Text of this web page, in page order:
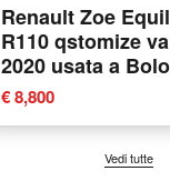
Renault Zoe
R110 qstomize
2020 usata a
€ 8,800
Vedi tutte